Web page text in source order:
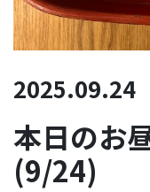
2025.09.24
本日のお
(9/24)